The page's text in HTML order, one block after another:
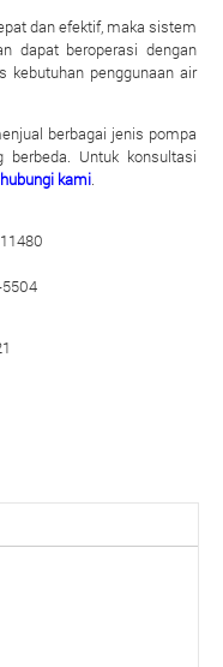
dan efektif, maka sistem
dapat beroperasi dengan
kebutuhan penggunaan air
berbagai jenis pompa
Untuk konsultasi
hubungi kami.